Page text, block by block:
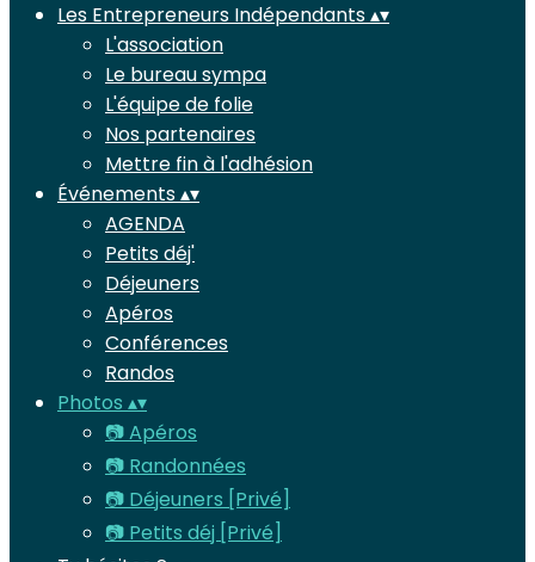
Les Entrepreneurs Indépendants▴▾
L'association
Le bureau sympa
L'équipe de folie
Nos partenaires
Mettre fin à l'adhésion
Événements▴▾
AGENDA
Petits déj'
Déjeuners
Apéros
Conférences
Randos
Photos ▴▾
📷 Apéros
📷 Randonnées
📷 Déjeuners [Privé]
📷 Petits déj [Privé]